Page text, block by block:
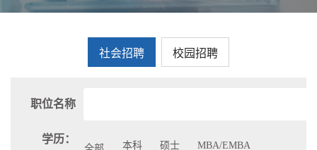
社会招聘 校园招聘
职位名称
学历：
本科 硕士 MBA/EMBA